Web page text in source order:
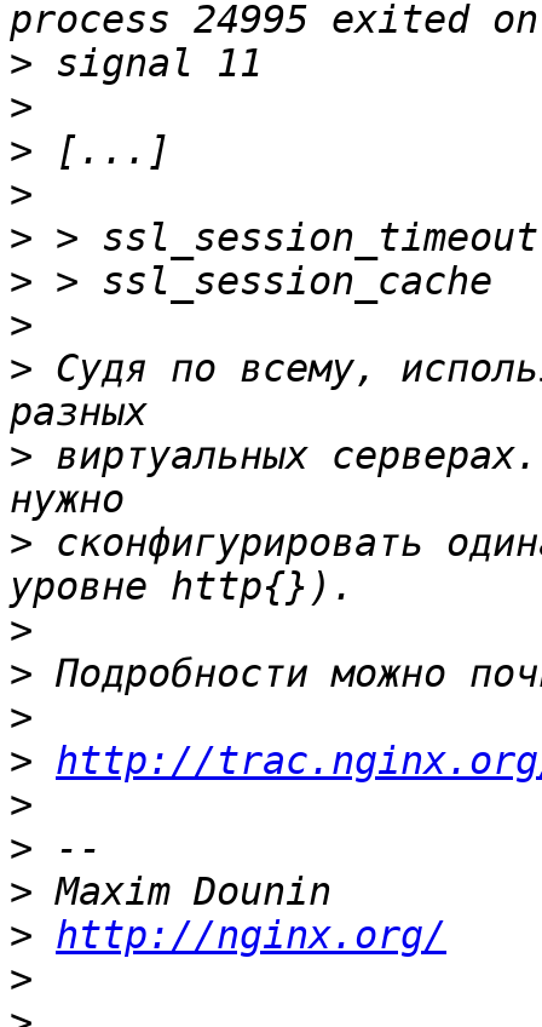
>
>
>
>
>
>
>
> Судя по всему,
> виртуальных
> сконфигурировать
>
>
>
> http://
>
>
>
> http://nginx.org/
>